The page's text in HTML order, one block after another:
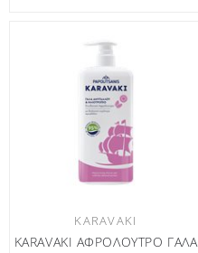
KARAVAKI
KARAVAKI ΑΦΡΟΛΟΥΤΡΟ ΓΑΛΑ